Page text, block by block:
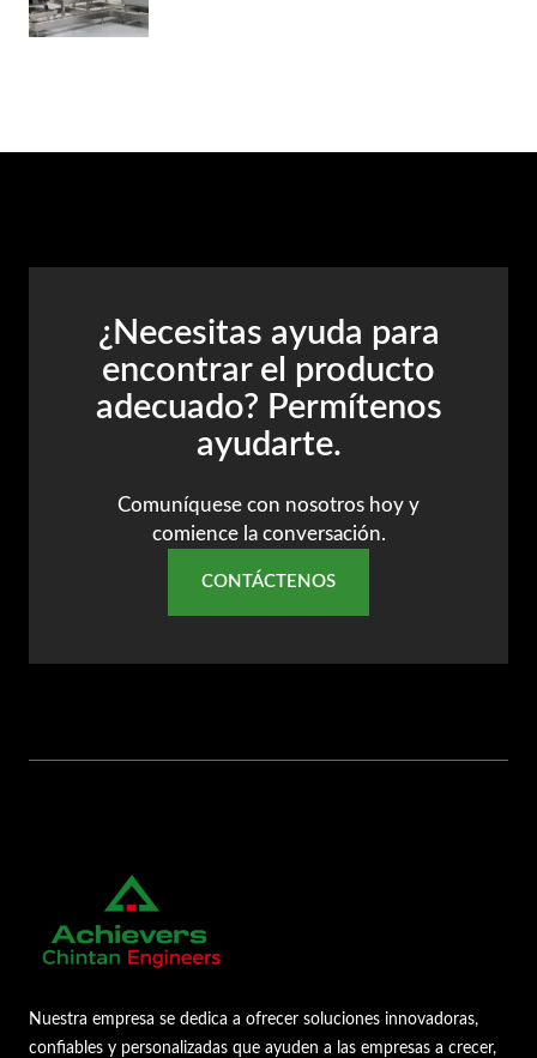
¿Necesitas ayuda para
encontrar el producto
adecuado? Permítenos
ayudarte.
Comuníquese con nosotros hoy y
comience la conversación.
CONTÁCTENOS
Nuestra empresa se dedica a ofrecer soluciones innovadoras,
confiables y personalizadas que ayuden a las empresas a crecer,